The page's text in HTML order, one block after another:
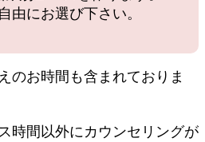
由にお選び下さい。
のお時間も含まれておりま
時間以外にカウンセリングが